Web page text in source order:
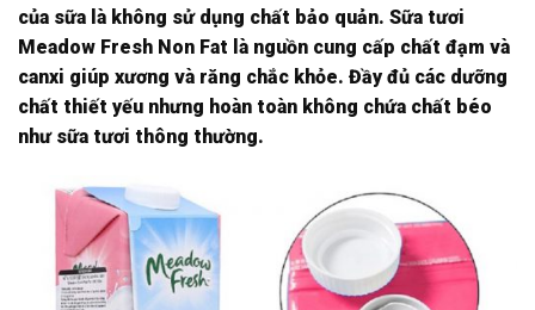
của sữa là không sử dụng chất bảo quản. Sữa tươi
Meadow Fresh Non Fat là nguồn cung cấp chất đạm và
canxi giúp xương và răng chắc khỏe. Đầy đủ các dưỡng
chất thiết yếu nhưng hoàn toàn không chứa chất béo
như sữa tươi thông thường.